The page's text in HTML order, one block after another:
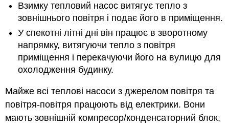
балансу
ККД
теплового
насоса
Приклади
проблем
Взимку тепловий насос витягує тепло з
зовнішнього повітря і подає його в приміщення.
У спекотні літні дні він працює в зворотному
напрямку, витягуючи тепло з повітря
приміщення і перекачуючи його на вулицю для
охолодження будинку.
Майже всі теплові насоси з джерелом повітря та
повітря-повітря працюють від електрики. Вони
мають зовнішній компресор/конденсаторний блок,